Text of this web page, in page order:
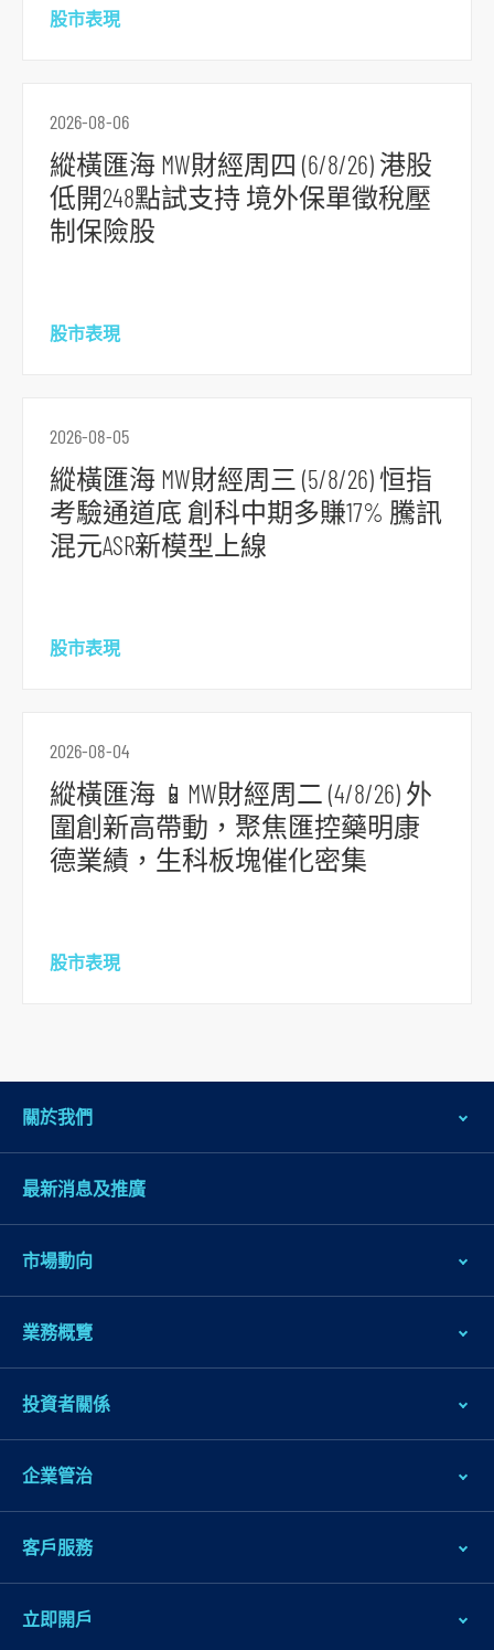
股市表現
2026-08-06
縱橫匯海 MW財經周四 (6/8/26) 港股
低開248點試支持 境外保單徵稅壓
制保險股
股市表現
2026-08-05
縱橫匯海 MW財經周三 (5/8/26) 恒指
考驗通道底 創科中期多賺17% 騰訊
混元ASR新模型上線
股市表現
2026-08-04
縱橫匯海 📱MW財經周二 (4/8/26) 外
圍創新高帶動，聚焦匯控藥明康
德業績，生科板塊催化密集
股市表現
關於我們
最新消息及推廣
市場動向
業務概覽
投資者關係
企業管治
客戶服務
立即開戶